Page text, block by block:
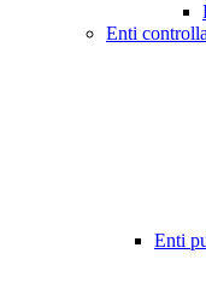
Enti
Enti